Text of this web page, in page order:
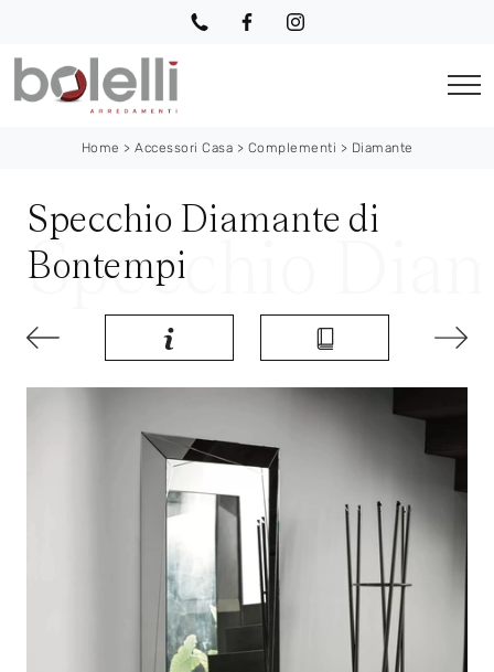
Home > Accessori Casa > Complementi > Diamante
Specchio Diamante di
Bontempi